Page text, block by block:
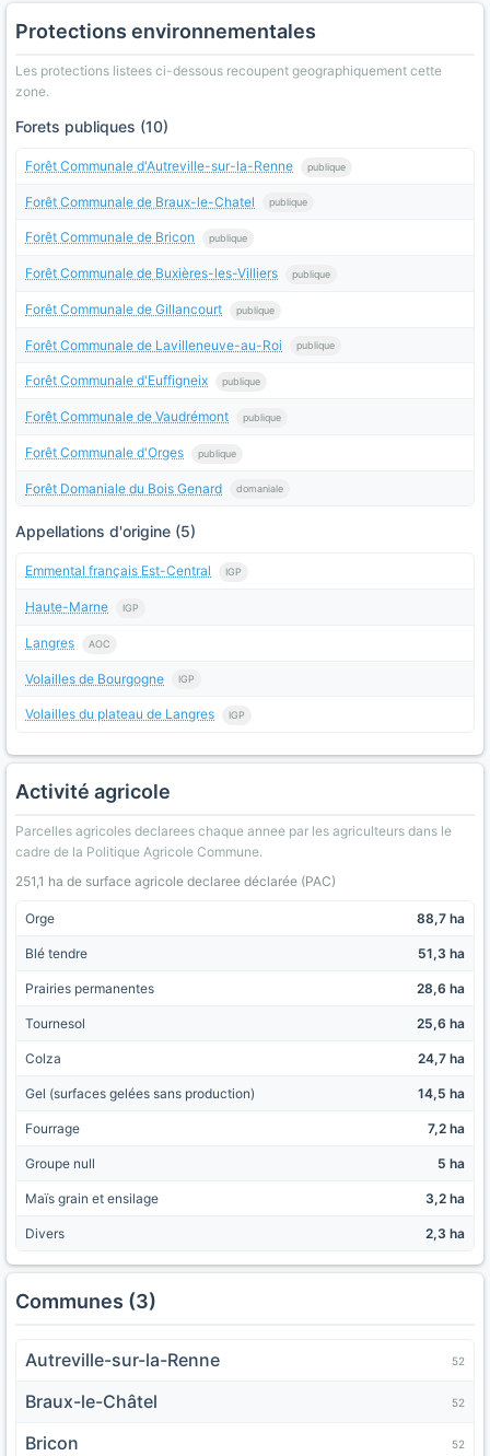
Protections environnementales
Les protections listees ci-dessous recoupent geographiquement cette
zone.
Forets publiques (10)
Forêt Communale d'Autreville-sur-la-Renne publique
Forêt Communale de Braux-le-Chatel publique
Forêt Communale de Bricon publique
Forêt Communale de Buxières-les-Villiers publique
Forêt Communale de Gillancourt publique
Forêt Communale de Lavilleneuve-au-Roi publique
Forêt Communale d'Euffigneix publique
Forêt Communale de Vaudrémont publique
Forêt Communale d'Orges publique
Forêt Domaniale du Bois Genard domaniale
Appellations d'origine (5)
Emmental français Est-Central IGP
Haute-Marne IGP
Langres AOC
Volailles de Bourgogne IGP
Volailles du plateau de Langres IGP
Activité agricole
Parcelles agricoles declarees chaque annee par les agriculteurs dans le
cadre de la Politique Agricole Commune.
251,1 ha de surface agricole declaree déclarée (PAC)
Orge 88,7 ha
Blé tendre 51,3 ha
Prairies permanentes 28,6 ha
Tournesol 25,6 ha
Colza 24,7 ha
Gel (surfaces gelées sans production) 14,5 ha
Fourrage 7,2 ha
Groupe null 5 ha
Maïs grain et ensilage 3,2 ha
Divers 2,3 ha
Communes (3)
Autreville-sur-la-Renne 52
Braux-le-Châtel 52
Bricon 52